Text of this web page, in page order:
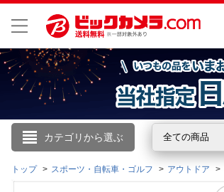
カテゴリから選ぶ 全ての商品
こんにちは
ログイン
トップ スポーツ・自転車・ゴルフ アウトドア